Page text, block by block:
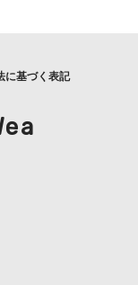
に基づく表記